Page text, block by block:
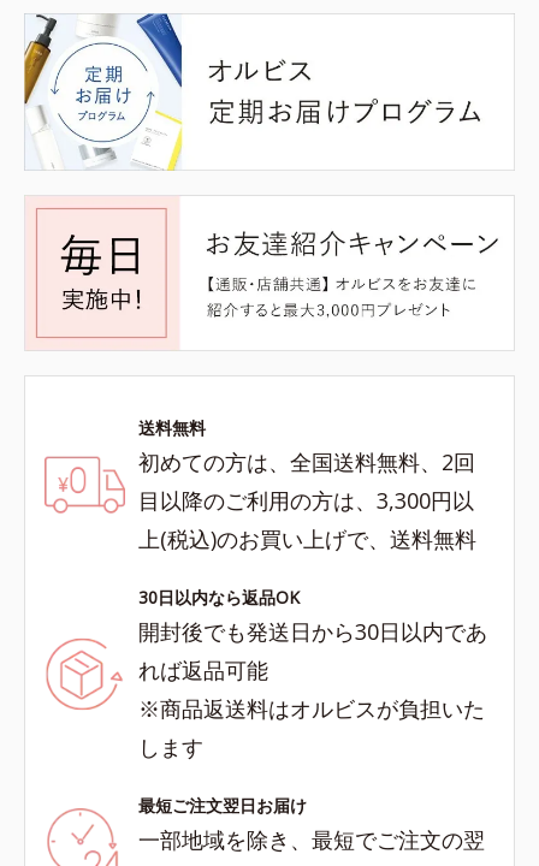
送料無料
初めての方は、全国送料無料、2回
目以降のご利用の方は、3,300円以
上(税込)のお買い上げで、送料無料
30日以内なら返品OK
開封後でも発送日から30日以内であ
れば返品可能
※商品返送料はオルビスが負担いた
します
最短ご注文翌日お届け
一部地域を除き、最短でご注文の翌